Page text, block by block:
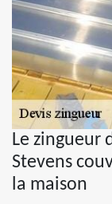
Le zingueur
Stevens
la maison